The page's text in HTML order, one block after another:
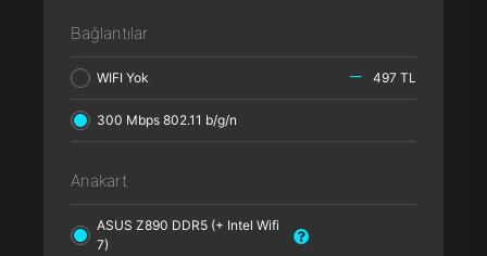
Bağlantılar
WIFI Yok 497 TL
300 Mbps 802.11 b/g/n
Anakart
ASUS Z890 DDR5 (+ Intel Wifi
7)